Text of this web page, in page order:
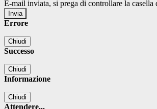
E-mail inviata, si prega di controllare la casella
Errore
Chiudi
Successo
Chiudi
Informazione
Chiudi
Attendere...